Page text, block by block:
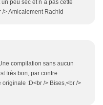
peu sec et n´a pas cette
> Amicalement Rachid
compilation sans aucun
très bon, par contre
:D<br /> Bises,<br />